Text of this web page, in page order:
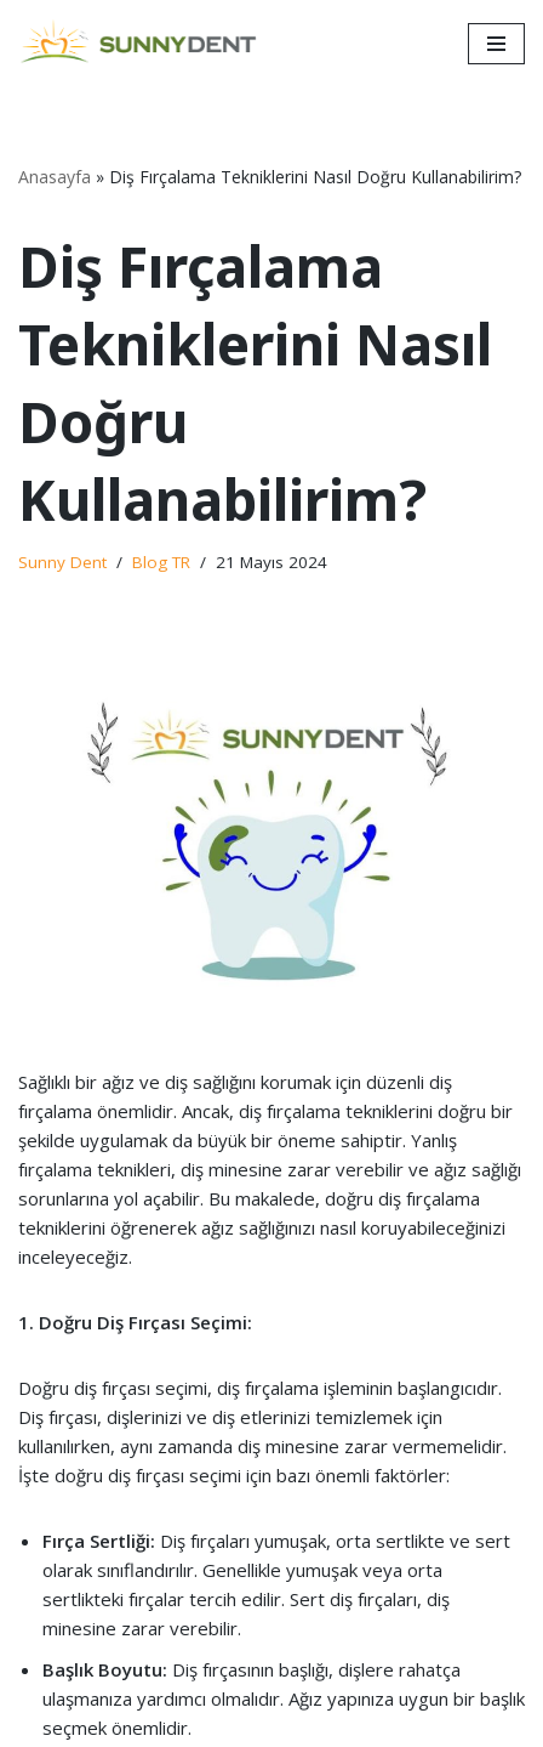
İçeriğe
Anasayfa » Diş Fırçalama Tekniklerini Nasıl Doğru Kullanabilirim?
Diş Fırçalama
Tekniklerini Nasıl
Doğru
Kullanabilirim?
Sunny Dent Blog TR 21 Mayıs 2024
Sağlıklı bir ağız ve diş sağlığını korumak için düzenli diş
fırçalama önemlidir. Ancak, diş fırçalama tekniklerini doğru bir
şekilde uygulamak da büyük bir öneme sahiptir. Yanlış
fırçalama teknikleri, diş minesine zarar verebilir ve ağız sağlığı
sorunlarına yol açabilir. Bu makalede, doğru diş fırçalama
tekniklerini öğrenerek ağız sağlığınızı nasıl koruyabileceğinizi
inceleyeceğiz.
1. Doğru Diş Fırçası Seçimi:
Doğru diş fırçası seçimi, diş fırçalama işleminin başlangıcıdır.
Diş fırçası, dişlerinizi ve diş etlerinizi temizlemek için
kullanılırken, aynı zamanda diş minesine zarar vermemelidir.
İşte doğru diş fırçası seçimi için bazı önemli faktörler:
Fırça Sertliği: Diş fırçaları yumuşak, orta sertlikte ve sert
olarak sınıflandırılır. Genellikle yumuşak veya orta
sertlikteki fırçalar tercih edilir. Sert diş fırçaları, diş
minesine zarar verebilir.
Başlık Boyutu: Diş fırçasının başlığı, dişlere rahatça
ulaşmanıza yardımcı olmalıdır. Ağız yapınıza uygun bir başlık
seçmek önemlidir.